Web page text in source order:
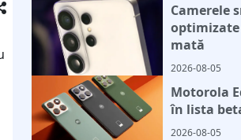
Camerele
mată
2026-08-05
Motorola
în lista
2026-08-05